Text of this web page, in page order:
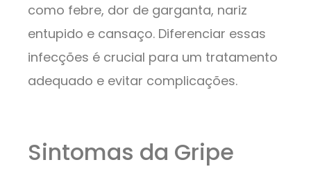
como febre, dor de garganta, nariz
entupido e cansaço. Diferenciar essas
infecções é crucial para um tratamento
adequado e evitar complicações.
Sintomas da Gripe